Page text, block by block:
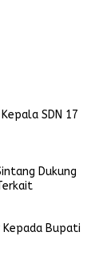
SDN 17
Dukung
Kepada Bupati